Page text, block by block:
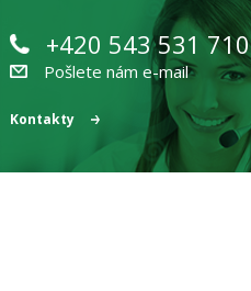
+420 543 531 710
Pošlete nám e-mail
Kontakty